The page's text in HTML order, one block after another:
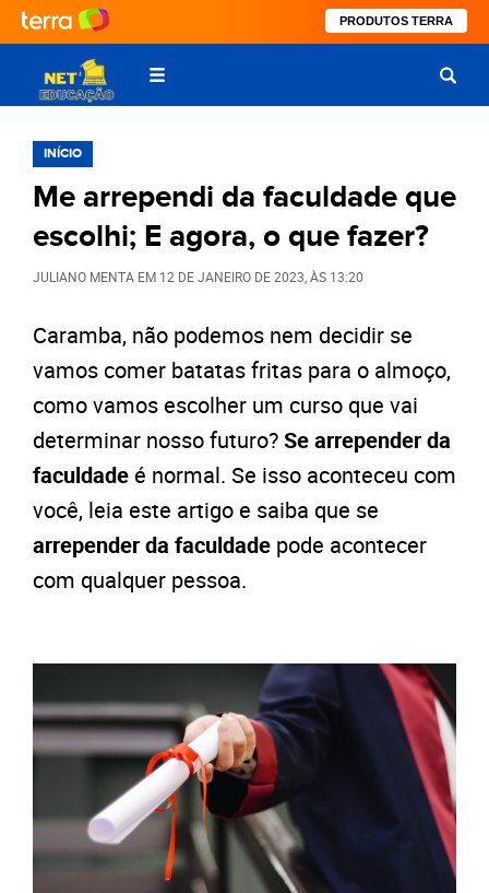
PRODUTOS TERRA
INÍCIO
Me arrependi da faculdade que
escolhi; E agora, o que fazer?
JULIANO MENTA EM 12 DE JANEIRO DE 2023 , ÀS 13:20
Caramba, não podemos nem decidir se
vamos comer batatas fritas para o almoço,
como vamos escolher um curso que vai
determinar nosso futuro?Se arrepender da
faculdade é normal. Se isso aconteceu com
você, leia este artigo e saiba que se
arrepender da faculdade pode acontecer
com qualquer pessoa.